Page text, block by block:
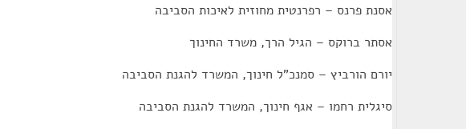
אסנת פרנס – רפרנטית מחוזית לאיכות הסביבה
אסתר ברוקס – הגיל הרך, משרד החינוך
יורם הורביץ – סמנכ"ל חינוך, המשרד להגנת הסביבה
סיגלית רחמו – אגף חינוך, המשרד להגנת הסביבה